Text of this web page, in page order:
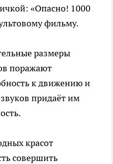
«Опасно! 1000
фильму.
размеры
поражают
к движению и
придаёт им
красот
совершить